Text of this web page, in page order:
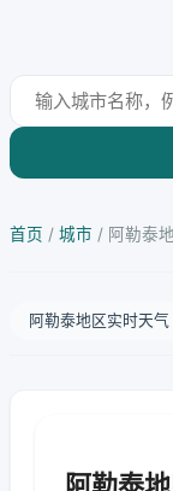
首页 / 城市 / 阿勒泰
阿勒泰地区实时天气